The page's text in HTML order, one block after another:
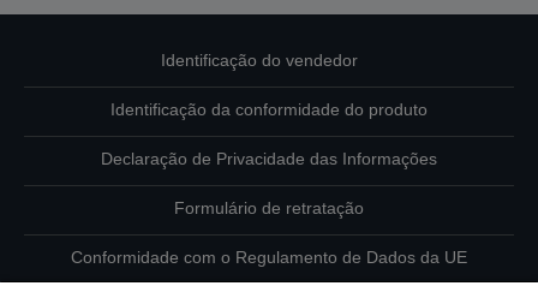
Identificação do vendedor
Identificação da conformidade do produto
Declaração de Privacidade das Informações
Formulário de retratação
Conformidade com o Regulamento de Dados da UE